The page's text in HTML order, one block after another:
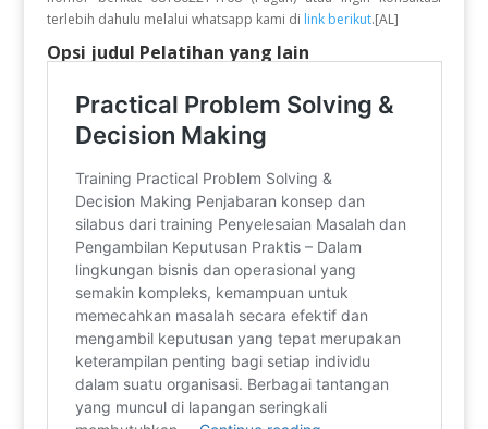
terlebih dahulu melalui whatsapp kami di link berikut.[AL]
Opsi judul Pelatihan yang lain